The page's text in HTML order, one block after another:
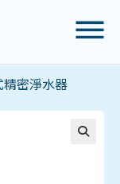
密淨水器